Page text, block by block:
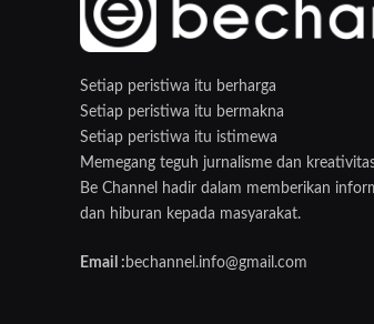
Setiap peristiwa itu berharga
Setiap peristiwa itu bermakna
Setiap peristiwa itu istimewa
Memegang teguh jurnalisme dan
Be Channel hadir dalam memberikan
dan hiburan kepada masyarakat.
Email : bechannel.info@gmail.com